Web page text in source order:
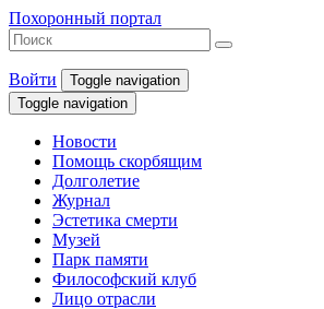
Похоронный портал
Войти
Toggle navigation
Toggle navigation
Новости
Помощь скорбящим
Долголетие
Журнал
Эстетика смерти
Музей
Парк памяти
Философский клуб
Лицо отрасли